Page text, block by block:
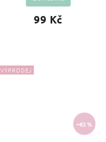
99 Kč
VÝPRODEJ
–83 %